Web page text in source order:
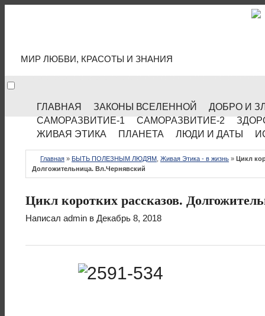
МИР ЛЮБВИ, КРАСОТЫ И ЗНАНИЯ
ГЛАВНАЯ ЗАКОНЫ ВСЕЛЕННОЙ
ДОБРО И
САМОРАЗВИТИЕ-1
САМОРАЗВИТИЕ-2
ЖИВАЯ ЭТИКА
ПЛАНЕТА ЛЮДИ И ДАТЫ
Главная » БЫТЬ ПОЛЕЗНЫМ ЛЮДЯМ Живая Этика - в жизнь » Цикл
Долгожительница. Вл.Чернявский
Цикл коротких рассказов.
Написал admin в Декабрь 8, 2018